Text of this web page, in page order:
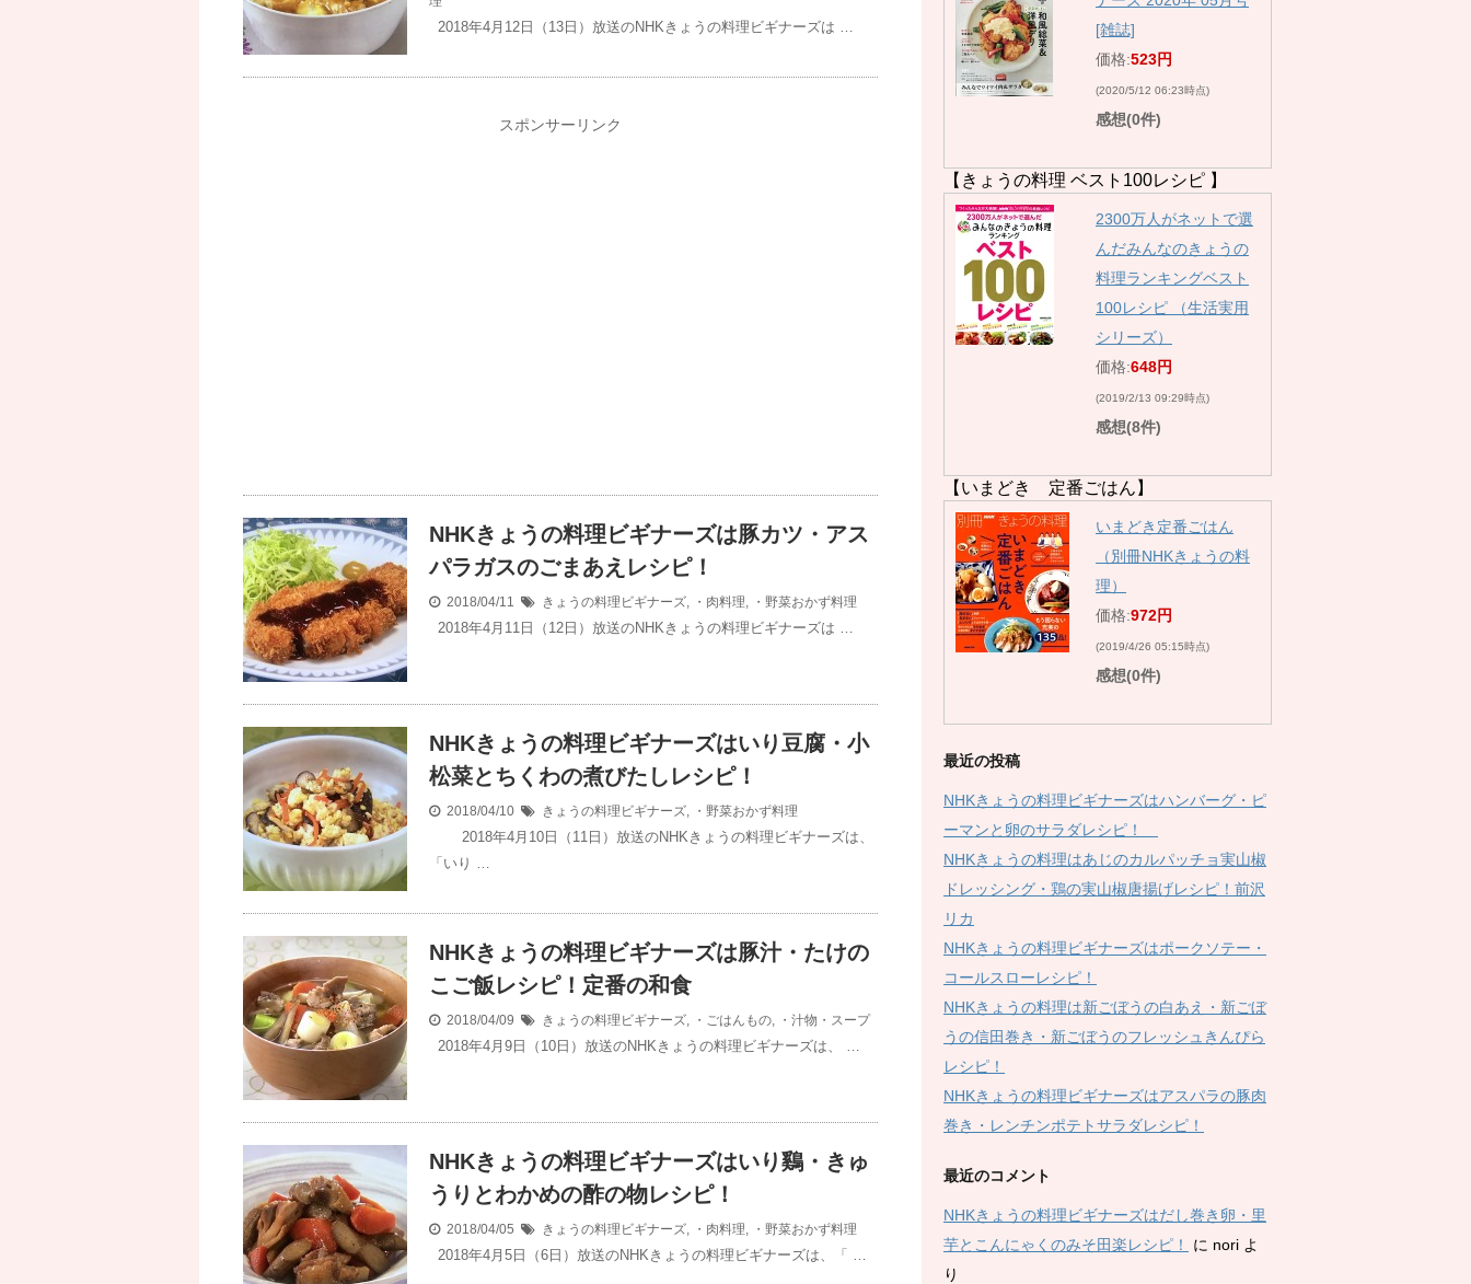
2018年4月12日（13日）放送のNHKきょうの料理ビギナーズは …
スポンサーリンク
NHKきょうの料理ビギナーズは豚カツ・アス
パラガスのごまあえレシピ！
2018/04/11 きょうの料理ビギナーズ, ・肉料理, ・野菜おかず料理
2018年4月11日（12日）放送のNHKきょうの料理ビギナーズは …
NHKきょうの料理ビギナーズはいり豆腐・小
松菜とちくわの煮びたしレシピ！
2018/04/10 きょうの料理ビギナーズ, ・野菜おかず料理
2018年4月10日（11日）放送のNHKきょうの料理ビギナーズは、
「いり …
NHKきょうの料理ビギナーズは豚汁・たけの
こご飯レシピ！定番の和食
2018/04/09 きょうの料理ビギナーズ, ・ごはんもの, ・汁物・スープ
2018年4月9日（10日）放送のNHKきょうの料理ビギナーズは、 …
NHKきょうの料理ビギナーズはいり鷄・きゅ
うりとわかめの酢の物レシピ！
2018/04/05 きょうの料理ビギナーズ, ・肉料理, ・野菜おかず料理
2018年4月5日（6日）放送のNHKきょうの料理ビギナーズは、「 …
[雑誌]
価格:523円
(2020/5/12 06:23時点)
感想(0件)
【きょうの料理 ベスト100レシピ 】
2300万人がネットで選
んだみんなのきょうの
料理ランキングベスト
100レシピ （生活実用
シリーズ）
価格:648円
(2019/2/13 09:29時点)
感想(8件)
【いまどき 定番ごはん】
いまどき定番ごはん
（別冊NHKきょうの料
理）
価格:972円
(2019/4/26 05:15時点)
感想(0件)
最近の投稿
NHKきょうの料理ビギナーズはハンバーグ・ピ
ーマンと卵のサラダレシピ！
NHKきょうの料理はあじのカルパッチョ実山椒
ドレッシング・鶏の実山椒唐揚げレシピ！前沢
リカ
NHKきょうの料理ビギナーズはポークソテー・
コールスローレシピ！
NHKきょうの料理は新ごぼうの白あえ・新ごぼ
うの信田巻き・新ごぼうのフレッシュきんぴら
レシピ！
NHKきょうの料理ビギナーズはアスパラの豚肉
巻き・レンチンポテトサラダレシピ！
最近のコメント
NHKきょうの料理ビギナーズはだし巻き卵・里
芋とこんにゃくのみそ田楽レシピ！
に nori よ
り